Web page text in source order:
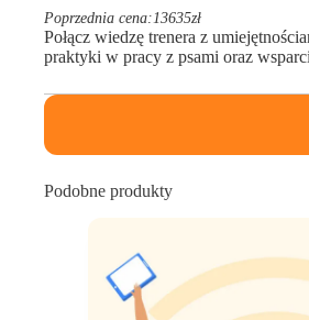
Poprzednia cena:13635zł
Połącz wiedzę trenera z
praktyki w pracy z psami oraz
Podobne produkty